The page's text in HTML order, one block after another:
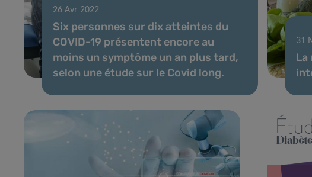
26 Avr 2022
Six personnes sur dix atteintes du
COVID-19 présentent encore au
moins un symptôme un an plus tard,
selon une étude sur le Covid long.
31